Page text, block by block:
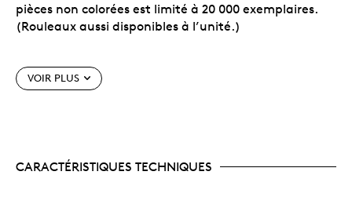
pièces non colorées est limité à 20 000 exemplaires.
(Rouleaux aussi disponibles à l’unité.)
Caractéristiques particulières
avec coloration sélective. Cet ensemble de
VOIR PLUS
CARACTÉRISTIQUES TECHNIQUES